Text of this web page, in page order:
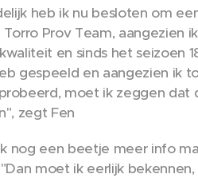
heb ik nu besloten om
Prov Team, aangezien
en sinds het seizoen
gespeeld en aangezien ik
moet ik zeggen dat
zegt Fen
nog een beetje meer info
moet ik eerlijk